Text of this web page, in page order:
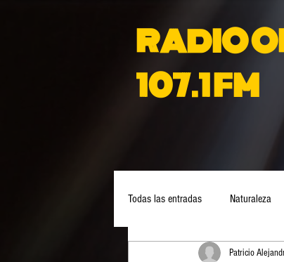
RADIO
107.1 FM
Todas las entradas Naturaleza
Caída de Carnet Patricio